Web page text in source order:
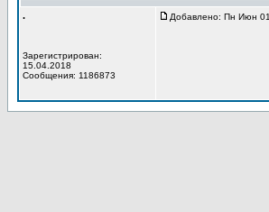
.
Зарегистрирован:
15.04.2018
Сообщения: 1186873
Добавлено: Пн Июн